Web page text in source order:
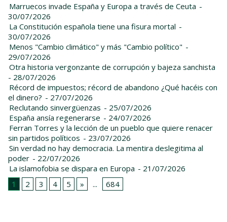
Marruecos invade España y Europa a través de Ceuta -
30/07/2026
La Constitución española tiene una fisura mortal -
30/07/2026
Menos "Cambio climático" y más "Cambio político" -
29/07/2026
Otra historia vergonzante de corrupción y bajeza sanchista
- 28/07/2026
Récord de impuestos; récord de abandono ¿Qué hacéis con
el dinero? - 27/07/2026
Reclutando sinvergüenzas - 25/07/2026
España ansía regenerarse - 24/07/2026
Ferran Torres y la lección de un pueblo que quiere renacer
sin partidos políticos - 23/07/2026
Sin verdad no hay democracia. La mentira deslegitima al
poder - 22/07/2026
La islamofobia se dispara en Europa - 21/07/2026
1
2 3 4 5 » ... 684